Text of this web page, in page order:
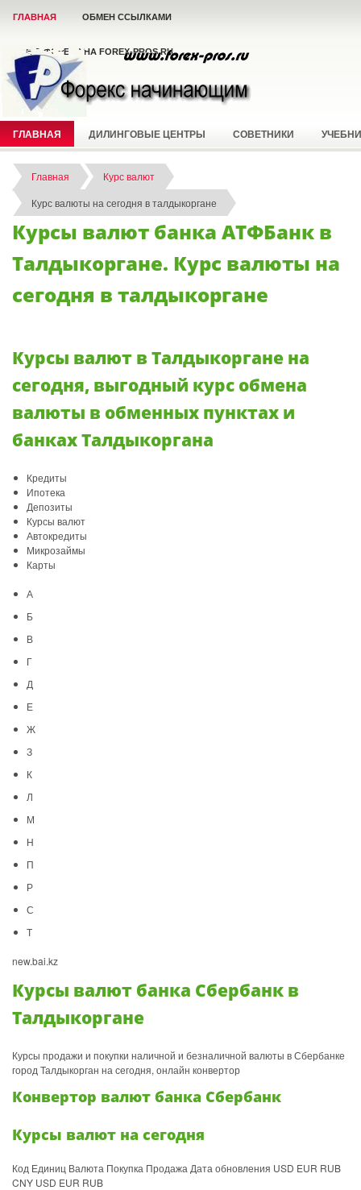
ГЛАВНАЯ ОБМЕН ССЫЛКАМИ
ВСЁ О ФОРЕКС НА FOREX-PROS.RU
ГЛАВНАЯ ДИЛИНГОВЫЕ ЦЕНТРЫ СОВЕТНИКИ
Главная
Курс валют
Курс валюты на сегодня в талдыкоргане
Курсы валют банка АТФБанк в
Талдыкоргане. Курс валюты на
сегодня в талдыкоргане
Курсы валют в Талдыкоргане на
сегодня, выгодный курс обмена
валюты в обменных пунктах и
банках Талдыкоргана
Кредиты
Ипотека
Депозиты
Курсы валют
Автокредиты
Микрозаймы
Карты
А
Б
В
Г
Д
Е
Ж
З
К
Л
М
Н
П
Р
С
Т
new.bai.kz
Курсы валют банка Сбербанк в
Талдыкоргане
Курсы продажи и покупки наличной и безналичной валюты в Сбербанке
город Талдыкорган на сегодня, онлайн конвертор
Конвертoр валют банка Сбербанк
Курсы валют на сегодня
Код Единиц Валюта Покупка Продажа Дата обновления USD EUR RUB
CNY USD EUR RUB